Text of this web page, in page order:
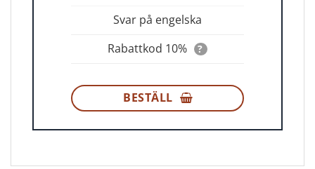
Svar på engelska
Rabattkod 10%
?
BESTÄLL